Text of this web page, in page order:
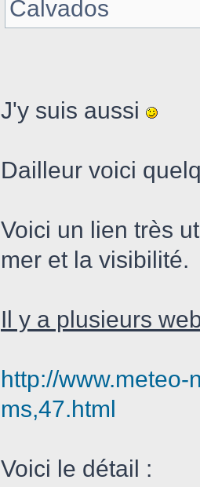
Calvados
J'y suis aussi
Dailleur voici
Voici un lien très
mer et la visibilité.
Il y a plusieurs
http://www.meteo-
ms,47.html
Voici le détail :